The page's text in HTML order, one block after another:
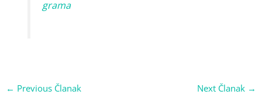
grama
← Previous Članak Next Članak →